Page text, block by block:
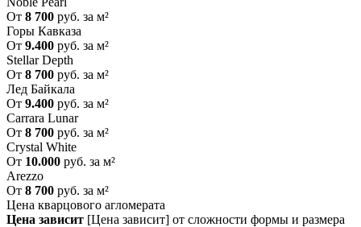
От 8 700 руб. за м²
Горы Кавказа
От 9.400 руб. за м²
Stellar Depth
От 8 700 руб. за м²
Лед Байкала
От 9.400 руб. за м²
Carrara Lunar
От 8 700 руб. за м²
Crystal White
От 10.000 руб. за м²
Arezzo
От 8 700 руб. за м²
Цена кварцового агломерата
Цена зависит [Цена зависит] от сложности формы и размера